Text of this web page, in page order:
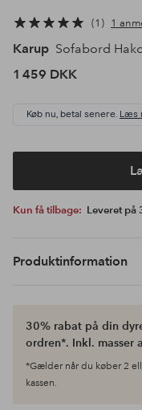
1 1
Karup Sofabord
1 459 DKK
Køb nu, betal senere. Læs
Kun få tilbage: Leveret på
Produktinformation
30% rabat på din
ordren*. Inkl. masser
*Gælder når du køber 2
kassen.